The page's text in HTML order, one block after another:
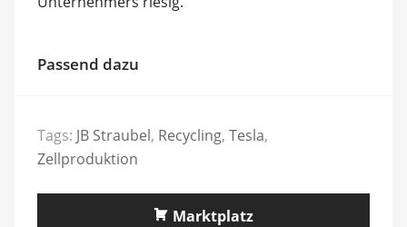
Passend dazu
Tags: JB Straubel, Recycling, Tesla,
Zellproduktion
Marktplatz